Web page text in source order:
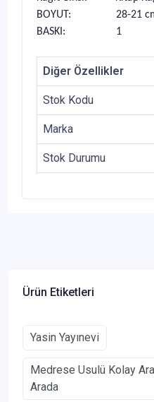
BOYUT: 28-21
BASKI: 1
Diğer Özellikler
Stok Kodu
Marka
Stok Durumu
Ürün Etiketleri
Yasin Yayınevi
Medrese Usulü Kolay
Arada